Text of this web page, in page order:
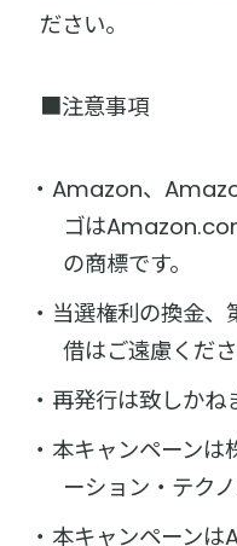
ださい。
■注意事項
Amazon、
ゴは
の商標です。
当選権利の換金、
借はご遠慮くださ
再発行は致しかね
本キャンペーンは
ーション・テク
本キャンペーン